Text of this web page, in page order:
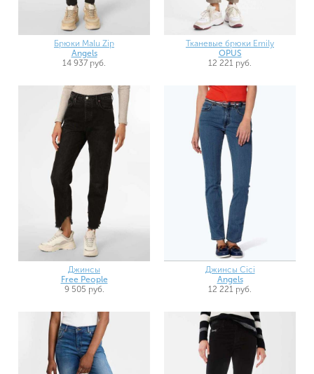
Брюки Malu Zip
Angels
14 937 руб.
Тканевые брюки Emily
OPUS
12 221 руб.
Джинсы
Free People
9 505 руб.
Джинсы Cici
Angels
12 221 руб.